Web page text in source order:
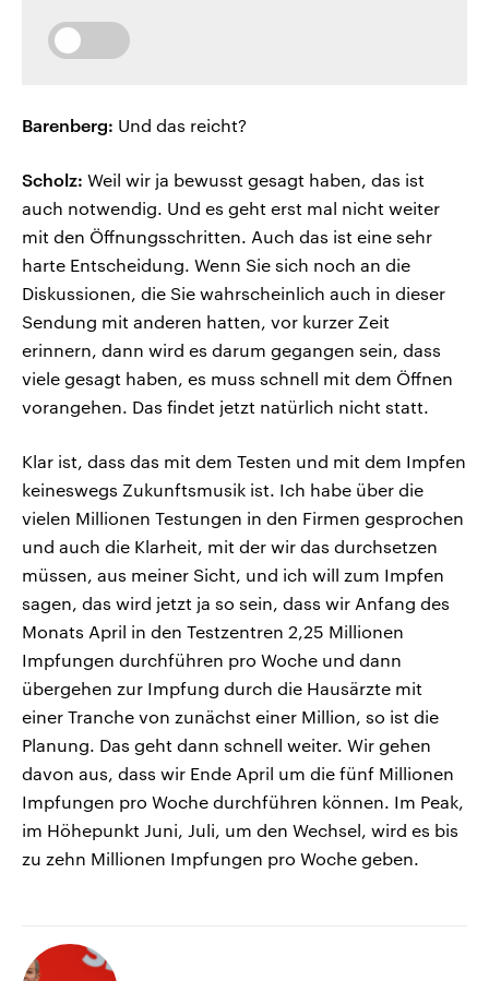
Barenberg: Und das reicht?
Scholz: Weil wir ja bewusst gesagt haben, das ist
auch notwendig. Und es geht erst mal nicht weiter
mit den Öffnungsschritten. Auch das ist eine sehr
harte Entscheidung. Wenn Sie sich noch an die
Diskussionen, die Sie wahrscheinlich auch in dieser
Sendung mit anderen hatten, vor kurzer Zeit
erinnern, dann wird es darum gegangen sein, dass
viele gesagt haben, es muss schnell mit dem Öffnen
vorangehen. Das findet jetzt natürlich nicht statt.
Klar ist, dass das mit dem Testen und mit dem Impfen
keineswegs Zukunftsmusik ist. Ich habe über die
vielen Millionen Testungen in den Firmen gesprochen
und auch die Klarheit, mit der wir das durchsetzen
müssen, aus meiner Sicht, und ich will zum Impfen
sagen, das wird jetzt ja so sein, dass wir Anfang des
Monats April in den Testzentren 2,25 Millionen
Impfungen durchführen pro Woche und dann
übergehen zur Impfung durch die Hausärzte mit
einer Tranche von zunächst einer Million, so ist die
Planung. Das geht dann schnell weiter. Wir gehen
davon aus, dass wir Ende April um die fünf Millionen
Impfungen pro Woche durchführen können. Im Peak,
im Höhepunkt Juni, Juli, um den Wechsel, wird es bis
zu zehn Millionen Impfungen pro Woche geben.